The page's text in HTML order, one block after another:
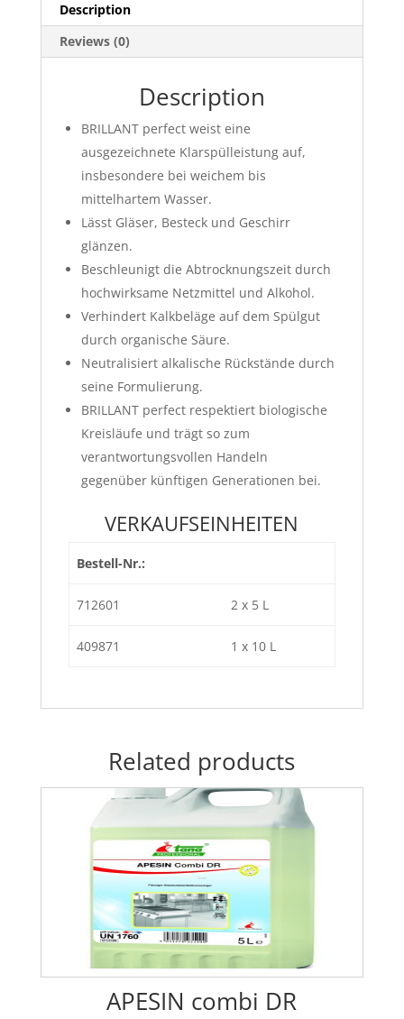
Description
Reviews (0)
Description
BRILLANT perfect weist eine
ausgezeichnete Klarspülleistung auf,
insbesondere bei weichem bis
mittelhartem Wasser.
Lässt Gläser, Besteck und Geschirr
glänzen.
Beschleunigt die Abtrocknungszeit durch
hochwirksame Netzmittel und Alkohol.
Verhindert Kalkbeläge auf dem Spülgut
durch organische Säure.
Neutralisiert alkalische Rückstände durch
seine Formulierung.
BRILLANT perfect respektiert biologische
Kreisläufe und trägt so zum
verantwortungsvollen Handeln
gegenüber künftigen Generationen bei.
VERKAUFSEINHEITEN
Bestell-Nr.:
712601 2 x 5 L
409871 1 x 10 L
Related products
APESIN combi DR